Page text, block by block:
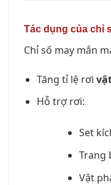
Tác dụng của chỉ
Chỉ số may mắn
Tăng tỉ lệ rơi
Hỗ trợ rơi:
Set
Trang
Vật